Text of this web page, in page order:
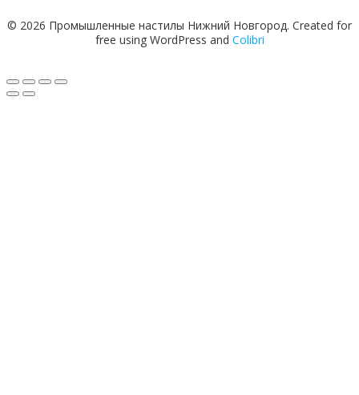
© 2026 Промышленные настилы Нижний Новгород. Created for
free using WordPress and Colibri